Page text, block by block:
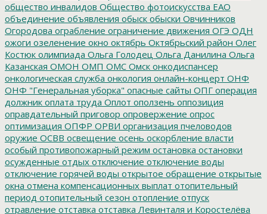
общество инвалидов Общество фотоискусства ЕАО
объединение объявления обыск обыски Овчинников
Огородова ограбление ограничение движения ОГЭ ОДН
ожоги озеленение окно октябрь Октябрьский район Олег
Костюк олимпиада Ольга Голодец Ольга Данилина Ольга
Казанская ОМОН ОМП ОМС Омск онкодиспансер
онкологическая служба онкология онлайн-концерт ОНФ
ОНФ "Генеральная уборка" опасные сайты ОПГ операция
должник оплата труда Оплот оползень оппозиция
оправдательный приговор опровержение опрос
оптимизация ОПФР ОРВИ организация пчеловодов
оружие ОСВВ освещение осень оскорбление власти
особый противопожарный режим остановка остановки
осужденные отдых отключение отключение воды
отключение горячей воды открытое обращение открытые
окна отмена компенсационных выплат отопительный
период отопительный сезон отопление отпуск
отравление отставка отставка Левинталя и Коростелёва